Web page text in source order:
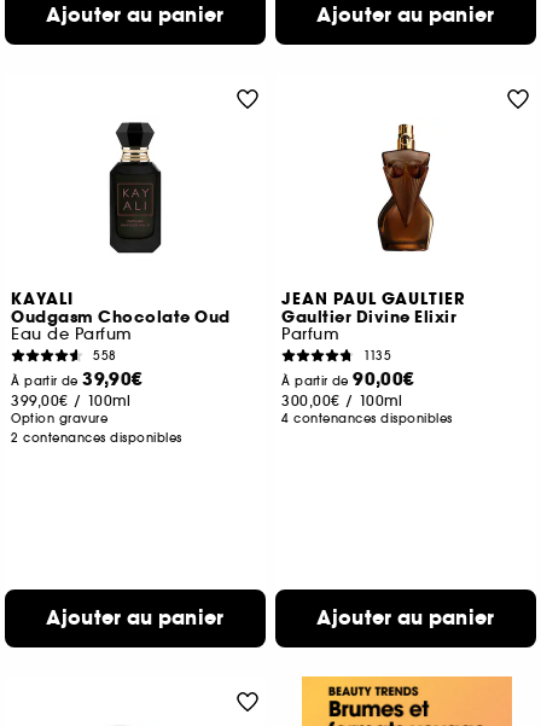
Ajouter au panier Ajouter au panier
KAYALI
Oudgasm Chocolate Oud
Eau de Parfum
558
À partir de39,90€
399,00€ / 100ml
Option gravure
2 contenances disponibles
Ajouter au panier
JEAN PAUL GAULTIER
Gaultier Divine Elixir
Parfum
1135
À partir de90,00€
300,00€ / 100ml
4 contenances disponibles
Ajouter au panier